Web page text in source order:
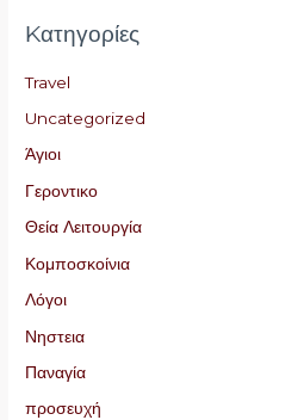
Kατηγορίες
Travel
Uncategorized
Άγιοι
Γεροντικο
Θεία Λειτουργία
Κομποσκοίνια
Λόγοι
Νηστεια
Παναγία
προσευχή